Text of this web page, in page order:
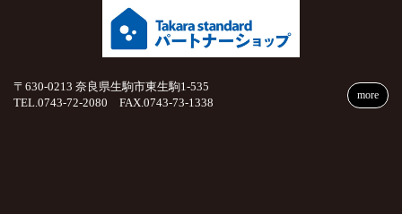
〒630-0213 奈良県生駒市東生駒1-535
TEL.0743-72-2080 FAX.0743-73-1338
more